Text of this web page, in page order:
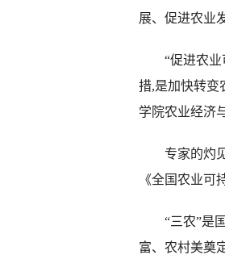
展、促进农业
“促进农业可
措,是加快转变
学院农业经济
专家的灼见,
《全国农业可
“三农”是国
富、农村美奠